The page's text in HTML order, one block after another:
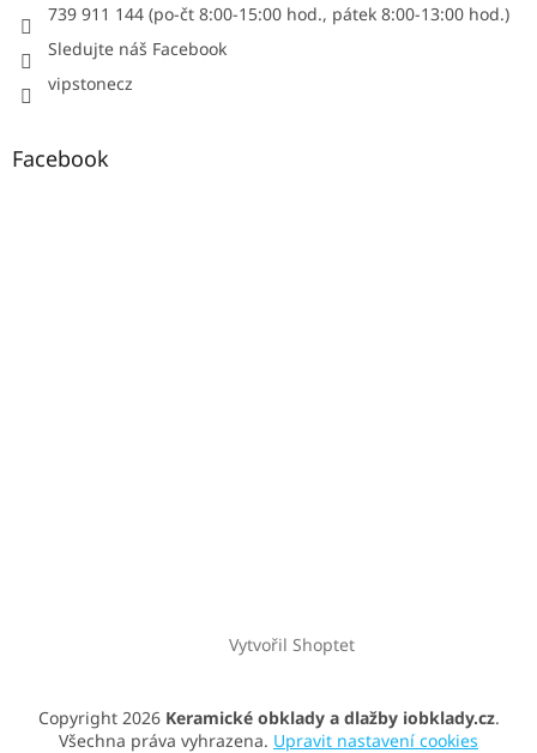
739 911 144 (po-čt 8:00-15:00 hod., pátek 8:00-13:00 hod.)
Sledujte náš Facebook
vipstonecz
Facebook
Vytvořil Shoptet
Copyright 2026 Keramické obklady a dlažby iobklady.cz.
Všechna práva vyhrazena. Upravit nastavení cookies